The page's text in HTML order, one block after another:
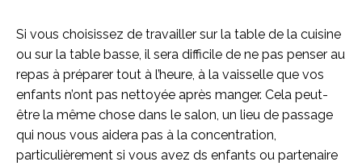
Si vous choisissez de travailler sur la table de la cuisine
ou sur la table basse, il sera difficile de ne pas penser au
repas à préparer tout à l’heure, à la vaisselle que vos
enfants n’ont pas nettoyée après manger. Cela peut-
être la même chose dans le salon, un lieu de passage
qui nous vous aidera pas à la concentration,
particulièrement si vous avez ds enfants ou partenaire